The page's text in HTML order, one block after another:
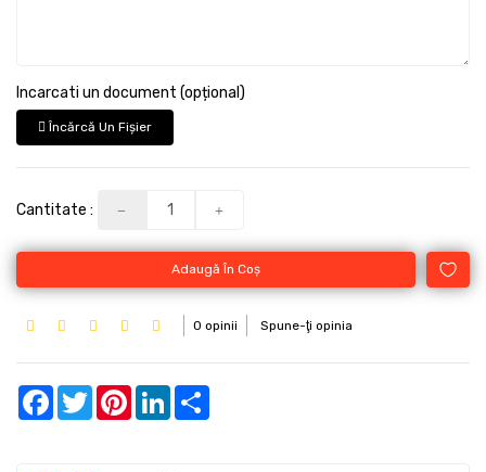
Incarcati un document (opțional)
Încărcă Un Fişier
Cantitate :
Adaugă În Coş
0 opinii Spune-ţi opinia
Facebook
TwitterPinterestLinkedIn